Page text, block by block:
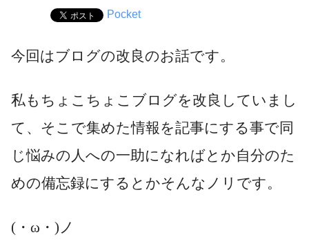
Pocket
今回はブログの改良のお話です。
私もちょこちょこブログを改良していまし
て、そこで集めた情報を記事にする事で同
じ悩みの人への一助になればとか自分のた
めの備忘録にするとかそんなノリです。
(・ω・)ノ